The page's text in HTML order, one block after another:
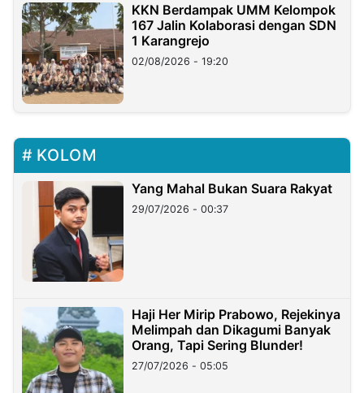
KKN Berdampak UMM Kelompok
167 Jalin Kolaborasi dengan SDN
1 Karangrejo
02/08/2026 - 19:20
KOLOM
Yang Mahal Bukan Suara Rakyat
29/07/2026 - 00:37
Haji Her Mirip Prabowo, Rejekinya
Melimpah dan Dikagumi Banyak
Orang, Tapi Sering Blunder!
27/07/2026 - 05:05